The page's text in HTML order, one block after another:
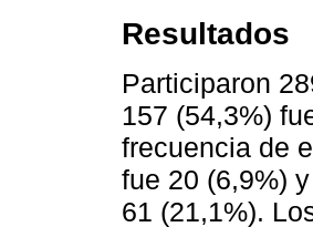
Resultados
Participaron
157 (54,3%)
frecuencia de
fue 20 (6,9%)
61 (21,1%).